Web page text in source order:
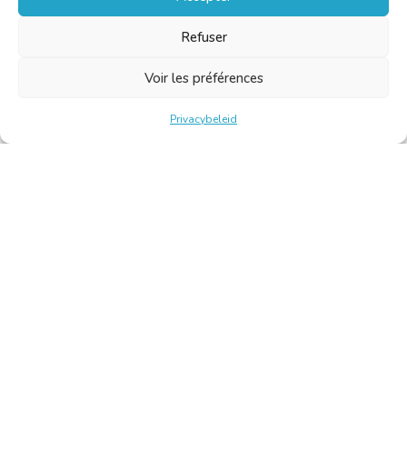
Refuser
Voir les préférences
Privacybeleid